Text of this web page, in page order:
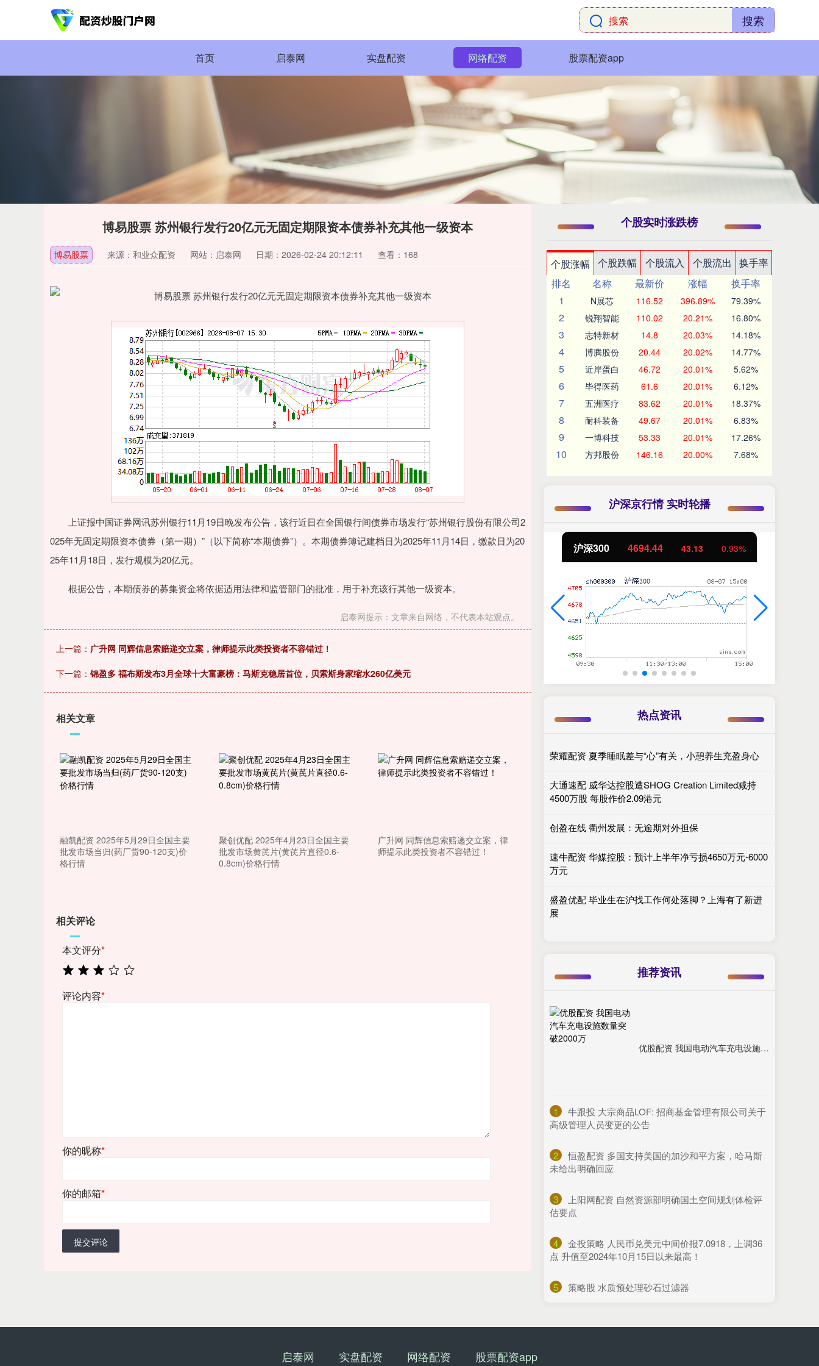
搜索
首页 启泰网 实盘配资 网络配资 股票配资app
博易股票 苏州银行发行20亿元无固定期限资本债券补充其他一级资本
博易股票 来源：和业众配资 网站：启泰网 日期：2026-02-24 20:12:11 查看：168
上证报中国证券网讯苏州银行11月19日晚发布公告，该行近日在全国银行间债券市场发行“苏州银行股份有限公司2
025年无固定期限资本债券（第一期）”（以下简称“本期债券”）。本期债券簿记建档日为2025年11月14日，缴款日为20
25年11月18日，发行规模为20亿元。
根据公告，本期债券的募集资金将依据适用法律和监管部门的批准，用于补充该行其他一级资本。
启泰网提示：文章来自网络，不代表本站观点。
上一篇： 广升网 同辉信息索赔递交立案，律师提示此类投资者不容错过！
下一篇： 锦盈多 福布斯发布3月全球十大富豪榜：马斯克稳居首位，贝索斯身家缩水260亿美元
相关文章
融凯配资 2025年5月29日全国主要
批发市场当归(药厂货90-120支)价
格行情
聚创优配 2025年4月23日全国主要
批发市场黄芪片(黄芪片直径0.6-
0.8cm)价格行情
广升网 同辉信息索赔递交立案，律
师提示此类投资者不容错过！
相关评论
本文评分*
评论内容*
你的昵称*
你的邮箱*
提交评论
个股实时涨跌榜
个股涨幅 个股跌幅 个股流入 个股流出
换手率
排名
名称 最新价 涨幅
换手率
1
N展芯 116.52 396.89% 79.39%
2 锐翔智能 110.02 20.21% 16.80%
3 志特新材 14.8 20.03% 14.18%
4 博腾股份 20.44 20.02% 14.77%
5 近岸蛋白 46.72 20.01% 5.62%
6 毕得医药 61.6 20.01% 6.12%
7 五洲医疗 83.62 20.01% 18.37%
8 耐科装备 49.67 20.01% 6.83%
9 一博科技 53.33 20.01% 17.26%
10 方邦股份 146.16 20.00% 7.68%
沪深京行情 实时轮播
1.02% 深证成指 14311.01 200.89 1.42% 沪深300 4694.44 43.13 0.93% 北证50 1134.24 11.37 1.01%
热点资讯
荣耀配资 夏季睡眠差与“心”有关，小憩养生充盈身心
大通速配 威华达控股遭SHOG Creation Limited减持
4500万股 每股作价2.09港元
创盈在线 衢州发展：无逾期对外担保
速牛配资 华媒控股：预计上半年净亏损4650万元-6000
万元
盛盈优配 毕业生在沪找工作何处落脚？上海有了新进
展
推荐资讯
优股配资 我国电动汽车充电设施数量突破2000万
1
​牛跟投 大宗商品LOF: 招商基金管理有限公司关于
高级管理人员变更的公告
2
​恒盈配资 多国支持美国的加沙和平方案，哈马斯
未给出明确回应
3
​上阳网配资 自然资源部明确国土空间规划体检评
估要点
4
​金投策略 人民币兑美元中间价报7.0918，上调36
点 升值至2024年10月15日以来最高！
5 ​策略股 水质预处理砂石过滤器
启泰网 实盘配资 网络配资 股票配资app